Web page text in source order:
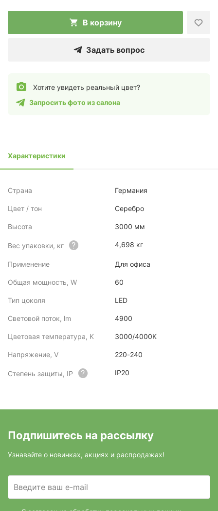
В корзину
Задать вопрос
Хотите увидеть реальный цвет?
Запросить фото из салона
Характеристики
Страна Германия
Цвет / тон Серебро
Высота 3000 мм
Вес упаковки, кг 4,698 кг
Применение Для офиса
Общая мощность, W 60
Тип цоколя LED
Световой поток, lm 4900
Цветовая температура, K 3000/4000K
Напряжение, V 220-240
Степень защиты, IP IP20
Подпишитесь на рассылку
Узнавайте о новинках, акциях и распродажах!
Введите ваш e-mail